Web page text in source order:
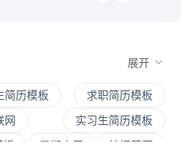
展开
简历模板
求职简历模板
网
实习生简历模板
板 暑期实习
校招简历